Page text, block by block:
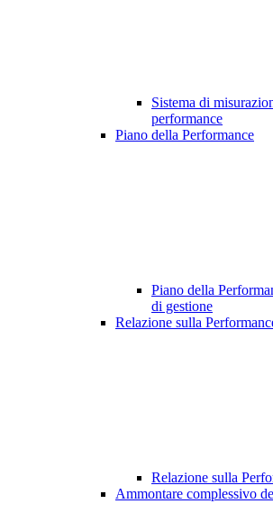
Sistema di
performance
Piano della Performance
Piano della
di gestione
Relazione sulla
Relazione sulla
Ammontare complessivo